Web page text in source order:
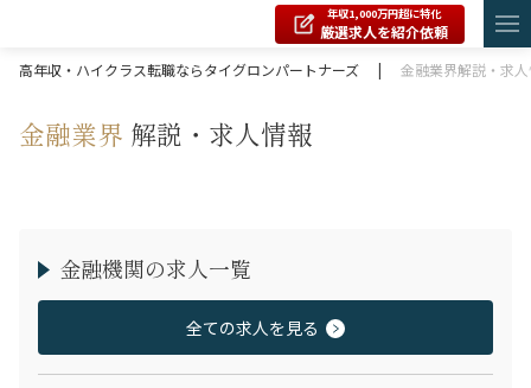
年収1,000万円超に特化
厳選求人を紹介依頼
高年収・ハイクラス転職ならタイグロンパートナーズ
| 金融業界解説・求
金融業界 解説・求人情報
金融機関の求人一覧
全ての求人を見る